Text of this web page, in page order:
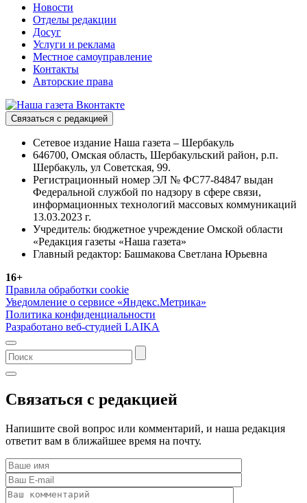
Новости
Отделы редакции
Досуг
Услуги и реклама
Местное самоуправление
Контакты
Авторские права
Связаться с редакцией
Сетевое издание Наша газета – Шербакуль
646700, Омская область, Шербакульский район, р.п.
Шербакуль, ул Советская, 99.
Регистрационный номер ЭЛ № ФС77-84847 выдан
Федеральной службой по надзору в сфере связи,
информационных технологий массовых коммуникаций
13.03.2023 г.
Учредитель: бюджетное учреждение Омской области
«Редакция газеты «Наша газета»
Главный редактор: Башмакова Светлана Юрьевна
16+
Правила обработки cookie
Уведомление о сервисе «Яндекс.Метрика»
Политика конфиденциальности
Разработано веб-студией LAIKA
Связаться с редакцией
Напишите свой вопрос или комментарий, и наша редакция
ответит вам в ближайшее время на почту.